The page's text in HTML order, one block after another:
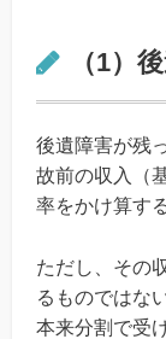
（1）
後遺障害が残
故前の収入（
率をかけ算す
ただし、その
るものではな
本来分割で受